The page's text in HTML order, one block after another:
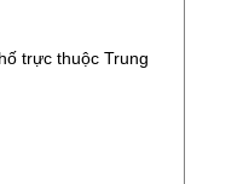
trực thuộc Trung